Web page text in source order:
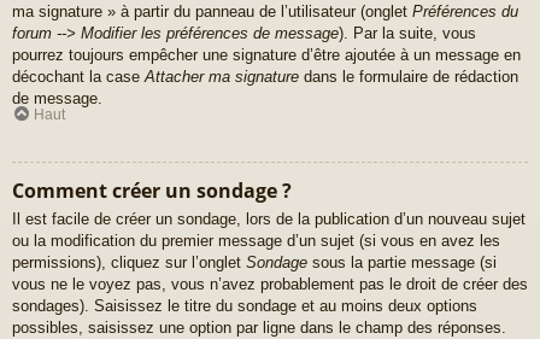
ma signature » à partir du panneau de l’utilisateur (onglet Préférences du
forum --> Modifier les préférences de message). Par la suite, vous
pourrez toujours empêcher une signature d’être ajoutée à un message en
décochant la case Attacher ma signature dans le formulaire de rédaction
de message.
Haut
Comment créer un sondage ?
Il est facile de créer un sondage, lors de la publication d’un nouveau sujet
ou la modification du premier message d’un sujet (si vous en avez les
permissions), cliquez sur l’onglet Sondage sous la partie message (si
vous ne le voyez pas, vous n’avez probablement pas le droit de créer des
sondages). Saisissez le titre du sondage et au moins deux options
possibles, saisissez une option par ligne dans le champ des réponses.